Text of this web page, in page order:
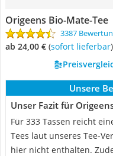
Origeens Bio-Mate-Tee
3387
ab 24,00 € ( Sofort lieferbar)
Unsere
Unser Fazit für
Für 333 Tassen reicht
Tees laut unseres Tee-
hier nicht enthalten.